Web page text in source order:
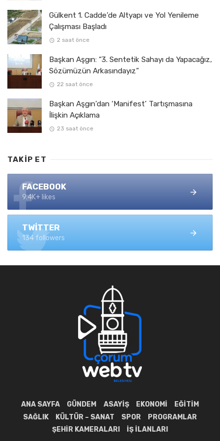
Gülkent 1. Cadde’de Altyapı ve Yol Yenileme
Çalışması Başladı
2 saat önce
Başkan Aşgın: “3. Sentetik Sahayı da Yapacağız,
Sözümüzün Arkasındayız”
22 saat önce
Başkan Aşgın’dan ‘Manifest’ Tartışmasına
İlişkin Açıklama
23 saat önce
TAKIP ET
FACEBOOK
9.4K+ likes
TWITTER
134 followers
ANA SAYFA GÜNDEM ASAYIŞ EKONOMI
EĞITIM
SAĞLIK
KÜLTÜR – SANAT SPOR
PROGRAMLAR
ŞEHIR KAMERALARI
İŞ İLANLARI